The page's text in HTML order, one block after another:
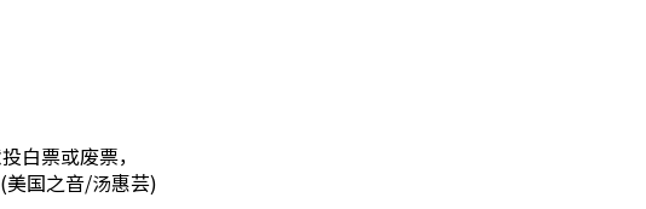
白票或废票，
美国之音/汤惠芸)